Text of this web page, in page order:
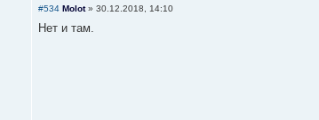
#534 Molot» 30.12.2018, 14:10
Нет и там.